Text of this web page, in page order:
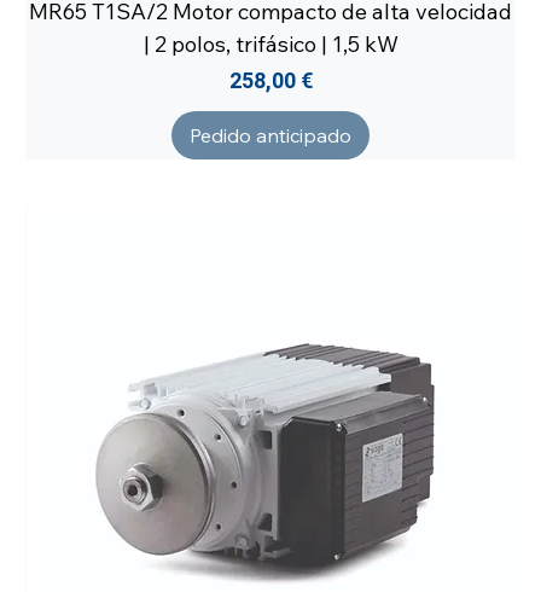
MR65 T1SA/2 Motor compacto de alta velocidad
| 2 polos, trifásico | 1,5 kW
Precio
258,00 €
Pedido anticipado